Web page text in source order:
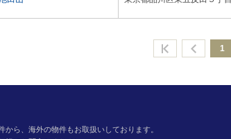
1
から、海外の物件もお取扱いしております。